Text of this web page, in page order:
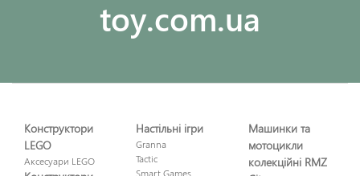
toy.com.ua
Конструктори
LEGO
Аксесуари LEGO
Настільні ігри
Granna
Tactic
Smart Games
Машинки та
мотоцикли
колекційні RMZ